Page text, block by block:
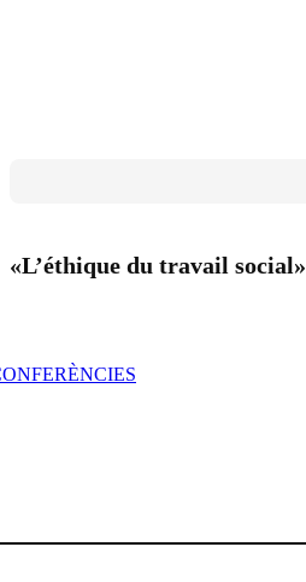
«L’éthique du travail social»